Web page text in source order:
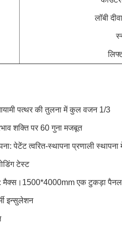
लॉबी
पत्थर की तुलना में कुल वजन 1/3
शक्ति पर 60 गुना मजबूत
पेटेंट त्वरित-स्थापना प्रणाली
टेस्ट
मैक्स।1500*4000mm एक टुकड़ा पैनल
इन्सुलेशन